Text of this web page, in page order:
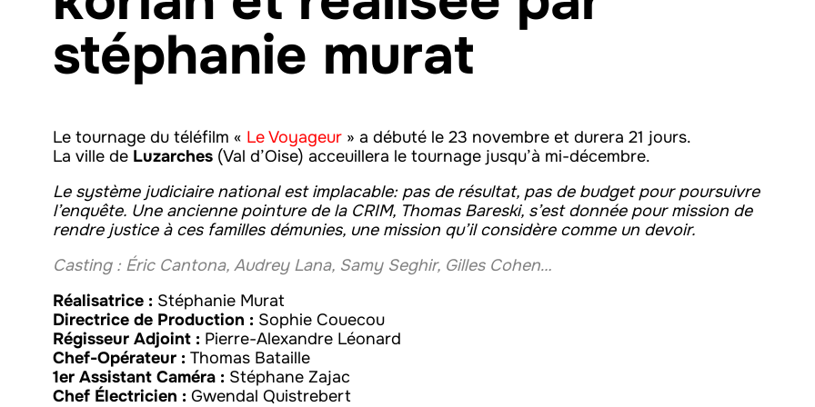
stéphanie murat
Le tournage du téléfilm « Le Voyageur » a débuté le 23 novembre et durera 21 jours.
La ville de Luzarches (Val d’Oise) acceuillera le tournage jusqu’à mi-décembre.
Le système judiciaire national est implacable: pas de résultat, pas de budget pour poursuivre
l’enquête. Une ancienne pointure de la CRIM, Thomas Bareski, s’est donnée pour mission de
rendre justice à ces familles démunies, une mission qu’il considère comme un devoir.
Casting : Éric Cantona, Audrey Lana, Samy Seghir, Gilles Cohen…
Réalisatrice : Stéphanie Murat
Directrice de Production : Sophie Couecou
Régisseur Adjoint : Pierre-Alexandre Léonard
Chef-Opérateur : Thomas Bataille
1er Assistant Caméra : Stéphane Zajac
Chef Électricien : Gwendal Quistrebert